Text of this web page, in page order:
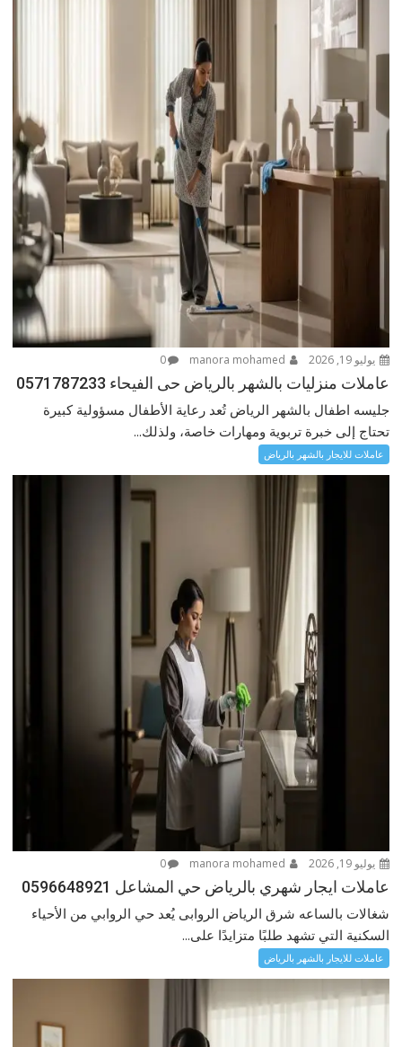
يوليو 19, 2026 0
عاملات منزليات بالشهر بالرياض حى الفيحاء 0571787233
جليسه اطفال بالشهر الرياض تُعد رعاية الأطفال مسؤولية كبيرة
تحتاج إلى خبرة تربوية ومهارات خاصة، ولذلك...
عاملات للايجار بالشهر بالرياض
يوليو 19, 2026 0
عاملات ايجار شهري بالرياض حي المشاعل 0596648921
شغالات بالساعه شرق الرياض الروابى يُعد حي الروابي من الأحياء
السكنية التي تشهد طلبًا متزايدًا على...
عاملات للايجار بالشهر بالرياض